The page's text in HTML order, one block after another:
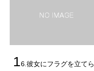
16.彼女にフラグを立てら